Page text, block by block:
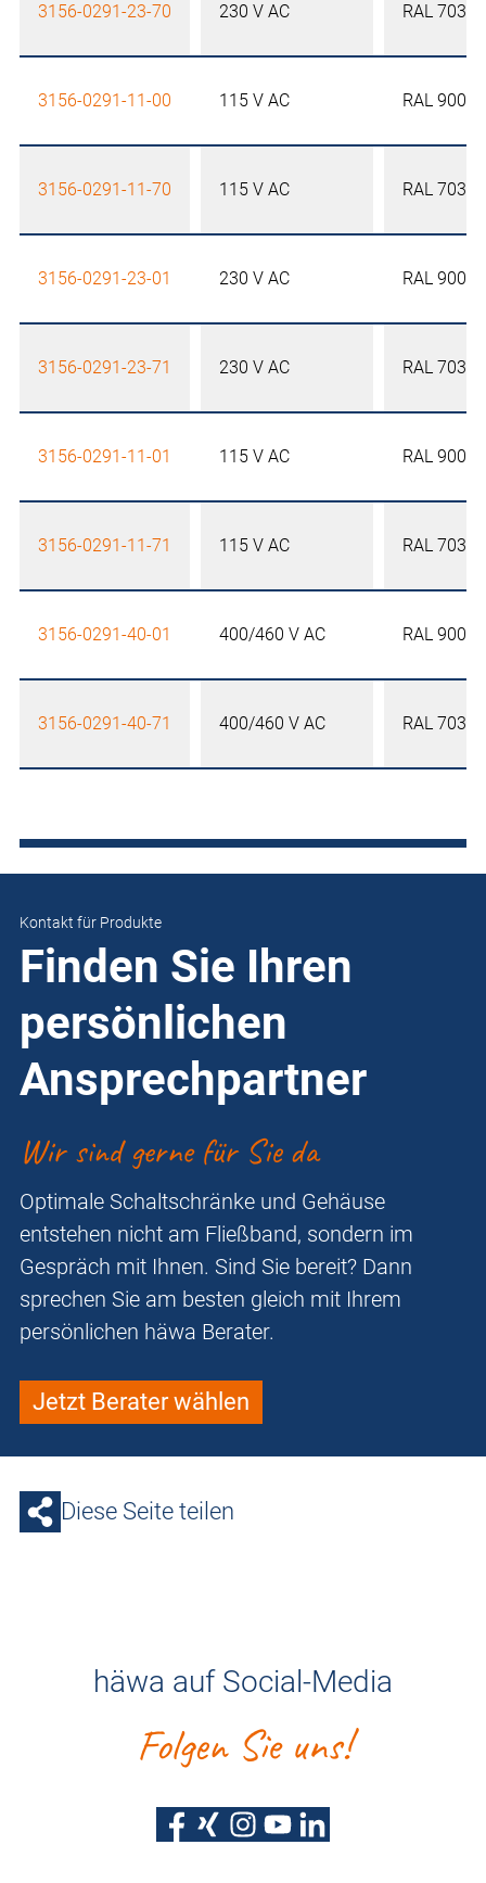
3156-0291-23-70 230 V AC RAL 7035
3156-0291-11-00 115 V AC RAL 9005
3156-0291-11-70 115 V AC RAL 7035
3156-0291-23-01 230 V AC RAL 9005
3156-0291-23-71 230 V AC RAL 7035
3156-0291-11-01 115 V AC RAL 9005
3156-0291-11-71 115 V AC RAL 7035
3156-0291-40-01 400/460 V AC RAL 9005
3156-0291-40-71 400/460 V AC RAL 7035
Kontakt für Produkte
Finden Sie Ihren
persönlichen
Ansprechpartner
Wir sind gerne für Sie da
Optimale Schaltschränke und Gehäuse
entstehen nicht am Fließband, sondern im
Gespräch mit Ihnen. Sind Sie bereit? Dann
sprechen Sie am besten gleich mit Ihrem
persönlichen häwa Berater.
Jetzt Berater wählen
Diese Seite teilen
häwa auf Social-Media
Folgen Sie uns!